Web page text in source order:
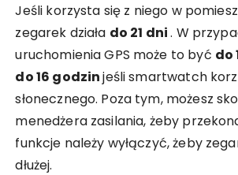
Jeśli korzysta się z niego w
zegarek działa do 21 dni. W
uruchomienia GPS może to być do
do 16 godzinjeśli smartwatch
słonecznego. Poza tym, możesz
menedżera zasilania, żeby
funkcje należy wyłączyć, żeby
dłużej.